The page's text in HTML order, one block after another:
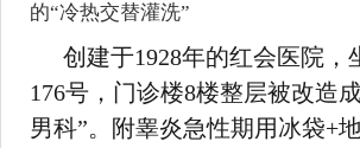
的“冷热交替灌洗”
创建于1928年的红会医院，
176号，门诊楼8楼整层被改造
男科”。附睾炎急性期用冰袋+